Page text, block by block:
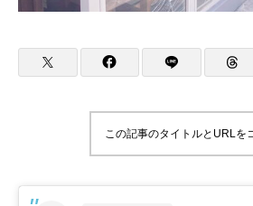
この記事のタイトルとURLを